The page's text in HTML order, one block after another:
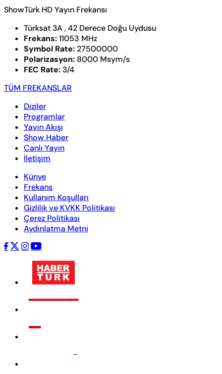
ShowTürk HD Yayın Frekansı
Türksat 3A , 42 Derece Doğu Uydusu
Frekans:11053 MHz
Symbol Rate: 27500000
Polarizasyon: 8000 Msym/s
FEC Rate: 3/4
TÜM FREKANSLAR
Diziler
Programlar
Yayın Akışı
Show Haber
Canlı Yayın
İletişim
Künye
Frekans
Kullanım Koşulları
Gizlilik ve KVKK Politikası
Çerez Politikası
Aydınlatma Metni